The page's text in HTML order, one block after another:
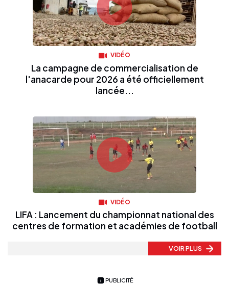
VIDÉO
La campagne de commercialisation de
l'anacarde pour 2026 a été officiellement
lancée...
VIDÉO
LIFA : Lancement du championnat national des
centres de formation et académies de football
VOIR PLUS
PUBLICITÉ